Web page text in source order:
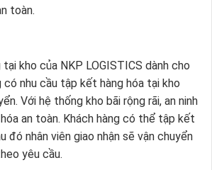
toàn.
tại kho của NKP LOGISTICS dành cho
có nhu cầu tập kết hàng hóa tại kho
Với hệ thống kho bãi rộng rãi, an ninh
an toàn. Khách hàng có thể tập kết
đó nhân viên giao nhận sẽ vận chuyển
yêu cầu.